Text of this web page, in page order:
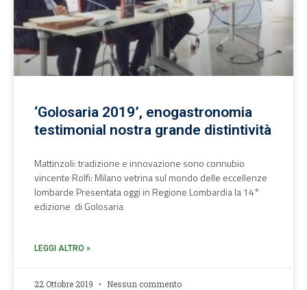
‘Golosaria 2019’, enogastronomia
testimonial nostra grande distintività
Mattinzoli: tradizione e innovazione sono connubio
vincente Rolfi: Milano vetrina sul mondo delle eccellenze
lombarde Presentata oggi in Regione Lombardia la 14°
edizione di Golosaria
LEGGI ALTRO »
22 Ottobre 2019 Nessun commento